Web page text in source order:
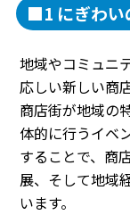
■1 にぎわい
地域やコミュニ
応しい新しい商
商店街が地域の
体的に行うイベ
することで、商
展、そして地域
います。